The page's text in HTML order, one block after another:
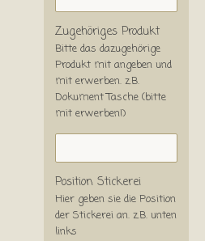
Zugehöriges Produkt
Bitte das dazugehörige
Produkt mit angeben und
mit erwerben. z.B.
Dokument Tasche (bitte
mit erwerben!)
Position Stickerei
Hier geben sie die Position
der Stickerei an. z.B. unten
links